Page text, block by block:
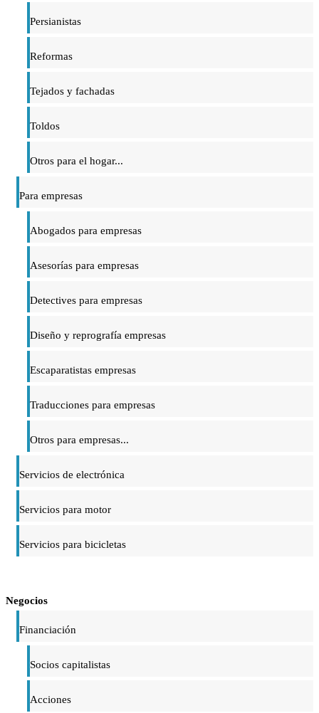
Persianistas
Reformas
Tejados y fachadas
Toldos
Otros para el hogar...
Para empresas
Abogados para empresas
Asesorías para empresas
Detectives para empresas
Diseño y reprografía empresas
Escaparatistas empresas
Traducciones para empresas
Otros para empresas...
Servicios de electrónica
Servicios para motor
Servicios para bicicletas
Negocios
Financiación
Socios capitalistas
Acciones